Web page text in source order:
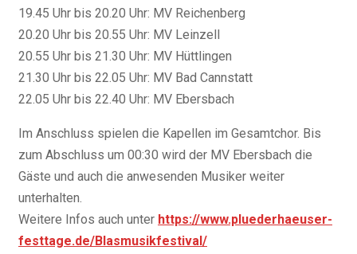
19.45 Uhr bis 20.20 Uhr: MV Reichenberg
20.20 Uhr bis 20.55 Uhr: MV Leinzell
20.55 Uhr bis 21.30 Uhr: MV Hüttlingen
21.30 Uhr bis 22.05 Uhr: MV Bad Cannstatt
22.05 Uhr bis 22.40 Uhr: MV Ebersbach
Im Anschluss spielen die Kapellen im Gesamtchor. Bis
zum Abschluss um 00:30 wird der MV Ebersbach die
Gäste und auch die anwesenden Musiker weiter
unterhalten.
Weitere Infos auch unter https://www.pluederhaeuser-
festtage.de/Blasmusikfestival/